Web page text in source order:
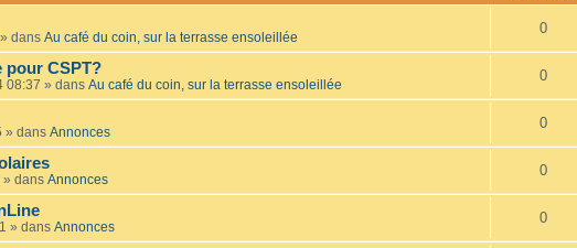
» dans Au café du coin, sur la terrasse ensoleillée
0
pour CSPT?
08:37 » dans Au café du coin, sur la terrasse ensoleillée
0
» dans Annonces
0
» dans Annonces
0
» dans Annonces
0